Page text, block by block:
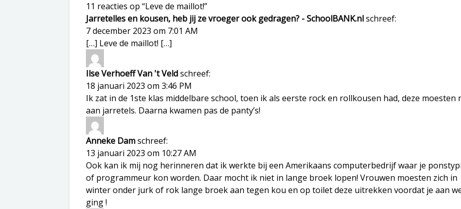
11 reacties op “Leve de maillot!”
Jarretelles en kousen, heb jij ze vroeger ook gedragen? - SchoolBANK.nlschreef:
7 december 2023 om 7:01 AM
[…] Leve de maillot! […]
Ilse Verhoeff Van 't Veldschreef:
18 januari 2023 om 3:46 PM
Ik zat in de 1ste klas middelbare school, toen ik als eerste rock en rollkousen had, deze moesten
aan jarretels. Daarna kwamen pas de panty’s!
Anneke Damschreef:
13 januari 2023 om 10:27 AM
Ook kan ik mij nog herinneren dat ik werkte bij een Amerikaans computerbedrijf waar je
of programmeur kon worden. Daar mocht ik niet in lange broek lopen! Vrouwen moesten zich in
winter onder jurk of rok lange broek aan tegen kou en op toilet deze uitrekken voordat je aan
ging !